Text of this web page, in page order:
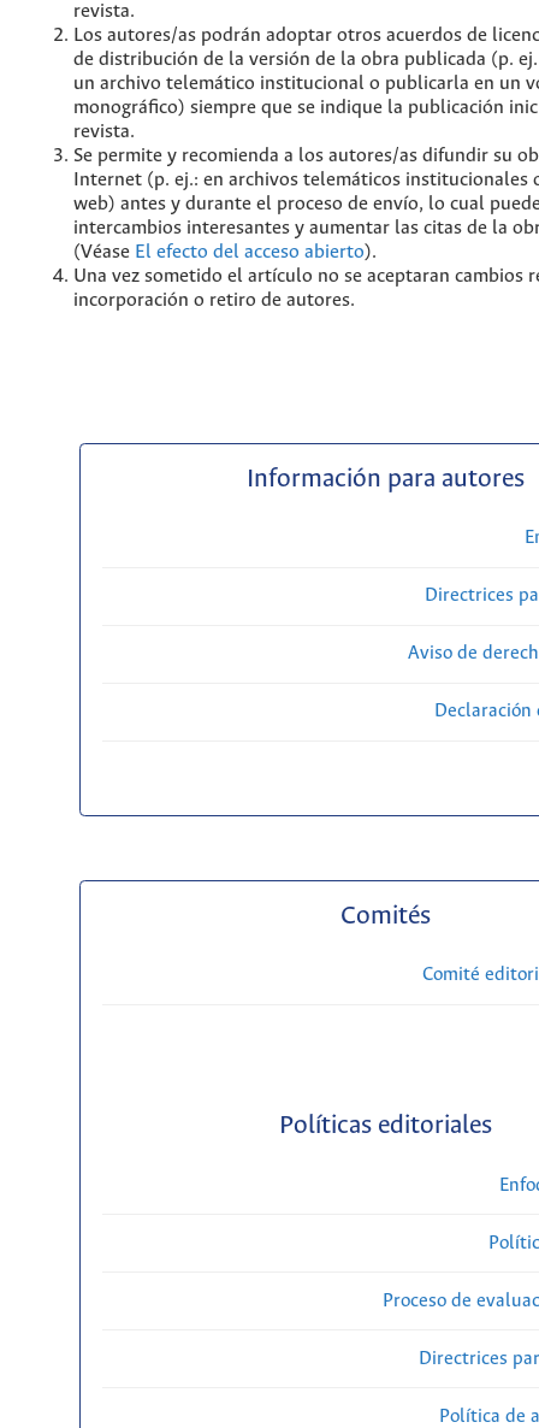
revista.
Los autores/as podrán adoptar otros acuerdos de
de distribución de la versión de la obra publicada (p.
un archivo telemático institucional o publicarla en un
monográfico) siempre que se indique la publicación
revista.
Se permite y recomienda a los autores/as difundir su
Internet (p. ej.: en archivos telemáticos institucionales
web) antes y durante el proceso de envío, lo cual
intercambios interesantes y aumentar las citas de la
(Véase El efecto del acceso abierto).
Una vez sometido el artículo no se aceptaran cambios
incorporación o retiro de autores.
Información para autores
Directrices
Aviso de
Comités
Comité
Políticas editoriales
Proceso de
Directrices
Política de